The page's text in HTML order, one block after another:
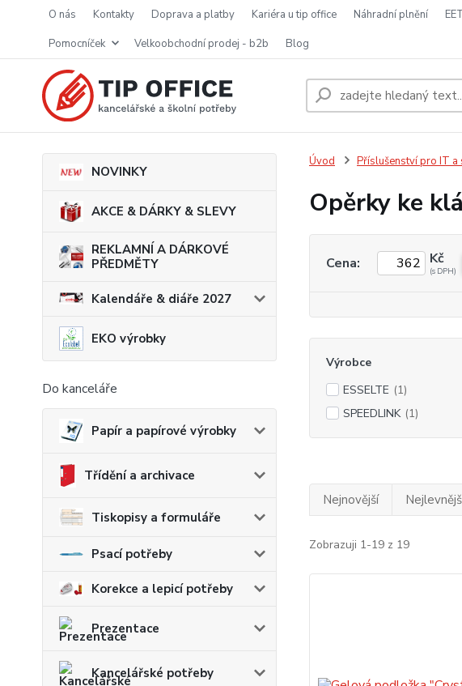
o nás kontakty doprava a platby kariéra u tip office náhradní plnění
pomocníček
velkoobchodní prodej - b2b blog
NOVINKY
AKCE & DÁRKY & SLEVY
REKLAMNÍ A DÁRKOVÉ
PŘEDMĚTY
Kalendáře & diáře 2027
EKO výrobky
Do kanceláře
Papír a papírové výrobky
Třídění a archivace
Tiskopisy a formuláře
Psací potřeby
Korekce a lepicí potřeby
Prezentace
Kancelářské potřeby
Úvod Příslušenství pro IT
Opěrky ke
Cena: Kč
Výrobce
ESSELTE (1)
SPEEDLINK (1)
Nejnovější
Zobrazuji 1-19 z 19